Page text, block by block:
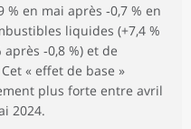
en mai après ‑0,7 % en
liquides (+7,4 %
après ‑0,8 %) et de
Cet « effet de base »
plus forte entre avril
2024.